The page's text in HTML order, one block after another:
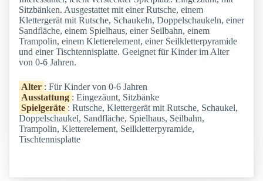
Sitzbänken. Ausgestattet mit einer Rutsche, einem
Klettergerät mit Rutsche, Schaukeln, Doppelschaukeln, einer
Sandfläche, einem Spielhaus, einer Seilbahn, einem
Trampolin, einem Kletterelement, einer Seilkletterpyramide
und einer Tischtennisplatte. Geeignet für Kinder im Alter
von 0-6 Jahren.
Alter : Für Kinder von 0-6 Jahren
Ausstattung : Eingezäunt, Sitzbänke
Spielgeräte : Rutsche, Klettergerät mit Rutsche, Schaukel,
Doppelschaukel, Sandfläche, Spielhaus, Seilbahn,
Trampolin, Kletterelement, Seilkletterpyramide,
Tischtennisplatte